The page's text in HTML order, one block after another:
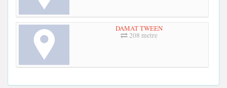
DAMAT TWEEN
208 metre